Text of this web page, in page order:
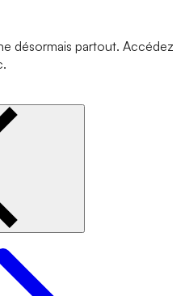
désormais partout. Accédez